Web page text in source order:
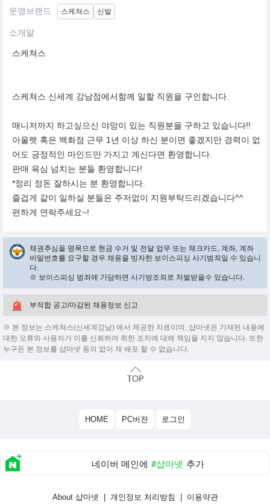
운영브랜드 스케쳐스 신발
소개말
스케쳐스
스케쳐스 신세계 강남점에서함께 일할 직원을 구인합니다.
매니저까지 하고싶으신 야망이 있는 직원분을 구하고 있습니다!!
아울렛 혹은 백화점 근무 1년 이상 하신 분이면 좋겠지만 경력이 없
어도 긍정적인 마인드만 가지고 계신다면 환영합니다.
판매 욕심 넘치는 분들 환영합니다!
*정리 정돈 잘하시는 분 환영합니다.
즐겁게 같이 일하실 분들은 주저없이 지원부탁드리겠습니다^^
편하게 연락주세요~!
채권추심을 명목으로 현금 수거 및 전달 업무 또는 체크카드, 계좌, 계좌
비밀번호를 요구할 경우 채용을 빙자한 보이스피싱 사기범죄일 수 있습니
다.
※ 보이스피싱 범죄에 가담하면 사기방조죄로 처벌받을수 있습니다.
부적합 공고/마감된 채용정보 신고
※ 본 정보는 스케쳐스(신세계강남) 에서 제공한 자료이며, 샵마넷은 기재된 내용에
대한 오류와 사용자가 이를 신뢰하여 취한 조치에 대해 책임을 지지 않습니다. 또한
누구든 본 정보를 샵마넷 동의 없이 재 배포 할 수 없습니다.
HOME PC버전 로그인
네이버 메인에 #샵마넷 추가
About 샵마넷 개인정보 처리방침 이용약관